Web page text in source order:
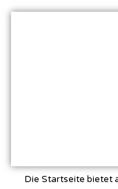
Die Startseite bietet